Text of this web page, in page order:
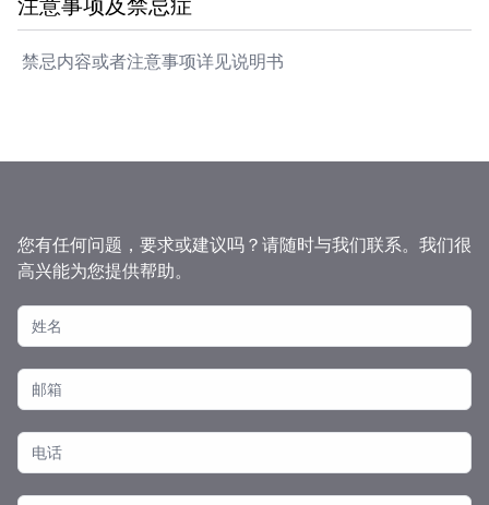
禁忌内容或者注意事项详见说明书
您有任何问题，要求或建议吗？请随时与我们联系。我们很
高兴能为您提供帮助。